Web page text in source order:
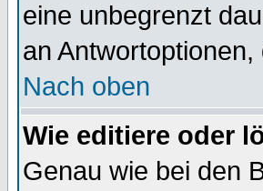
eine unbegrenzt
an
Nach oben
Wie editiere oder
Genau wie bei den